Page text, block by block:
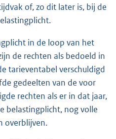
of, zo dit later is, bij de
in de loop van het
de rechten als bedoeld in
tarieventabel verschuldigd
gedeelten van de voor
rechten als er in dat jaar,
belastingplicht, nog volle
overblijven.